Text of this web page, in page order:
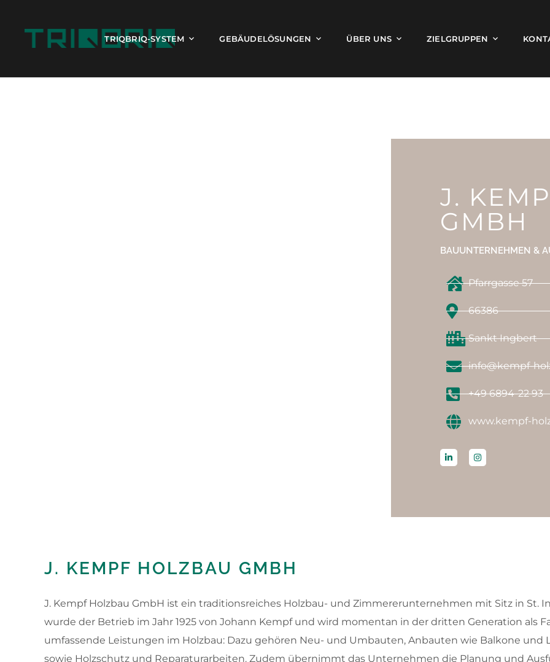
TRIQBRIQ-SYSTEM GEBÄUDELÖSUNGEN ÜBER UNS ZIELGRUPPEN
J.
GMBH
BAUUNTERNEHMEN &
Pfarrgasse 57
66386
Sankt Ingbert
info@kempf-
+49 6894-22 93
www.kempf-
J. KEMPF HOLZBAU GMBH
J. Kempf Holzbau GmbH ist ein traditionsreiches Holzbau- und Zimmererunternehmen mit Sitz in St.
wurde der Betrieb im Jahr 1925 von Johann Kempf und wird momentan in der dritten Generation als
umfassende Leistungen im Holzbau: Dazu gehören Neu- und Umbauten, Anbauten wie Balkone und
sowie Holzschutz und Reparaturarbeiten. Zudem übernimmt das Unternehmen die Planung und